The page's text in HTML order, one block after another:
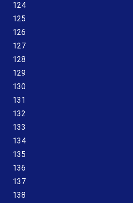
124
125
126
127
128
129
130
131
132
133
134
135
136
137
138